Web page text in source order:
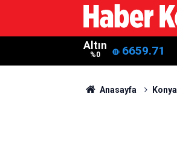
Altın
%0 6659.71
Anasayfa Konya